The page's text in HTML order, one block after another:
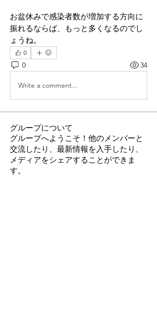
お盆休みで感染者数が増加する方向に
振れるならば、もっと多くなるのでし
ょうね。
0
0 34
Write a comment...
グループについて
グループへようこそ！他のメンバーと
交流したり、最新情報を入手したり、
メディアをシェアすることができま
す。